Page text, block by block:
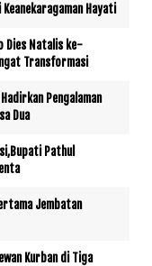
Hayati
Dies Natalis ke-
Transformasi
Pengalaman
Dua
Pathul
Jembatan
Kurban di Tiga